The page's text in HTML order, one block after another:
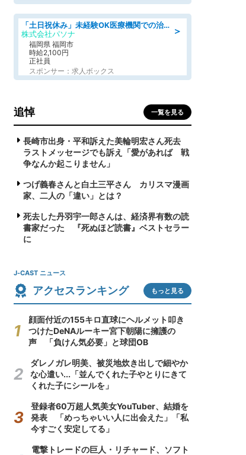
＞
「土日祝休み」未経験OK医療機関での治験コーディネーターのお仕事
株式会社パソナ
福岡県 福岡市
時給2,100円
正社員
スポンサー：求人ボックス
追悼 一覧を見る
長崎市出身・平和訴えた美輪明宏さん死去
ラストメッセージでも訴え「愛があれば 戦
争なんか起こりません」
つげ義春さんと白土三平さん カリスマ漫画
家、二人の「違い」とは？
死去した丹羽宇一郎さんは、経済界有数の読
書家だった 『死ぬほど読書』ベストセラー
に
J-CAST ニュース
アクセスランキング もっと見る
顔面付近の155キロ直球にヘルメット叩き
つけたDeNAルーキー宮下朝陽に擁護の
声 「負けん気必要」と球団OB
ダレノガレ明美、被災地炊き出しで細やか
な心遣い...「並んでくれた子やとりにきて
くれた子にシールを」
登録者60万超人気美女YouTuber、結婚を
発表 「めっちゃいい人に出会えた」「私
今すごく安定してる」
電撃トレードの巨人・リチャード、ソフト